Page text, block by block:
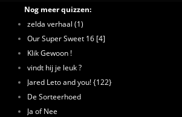
Nog meer quizzen:
zelda verhaal (1)
Our Super Sweet 16 [4]
Klik Gewoon !
vindt hij je leuk ?
Jared Leto and you! {122}
De Sorteerhoed
Ja of Nee